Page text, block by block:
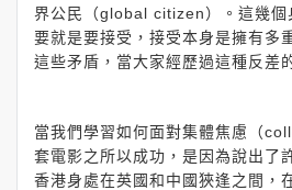
界公民（global citizen）。這幾個
要就是要接受，接受本身是擁有多
這些矛盾，當大家經歷過這種反差
當我們學習如何面對集體焦慮（
套電影之所以成功，是因為說出了
香港身處在英國和中國狹逢之間